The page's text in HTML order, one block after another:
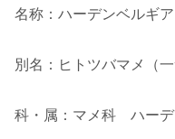
名称：ハーデンベルギア
別名：ヒトツバマメ（
科・属：マメ科 ハーデ